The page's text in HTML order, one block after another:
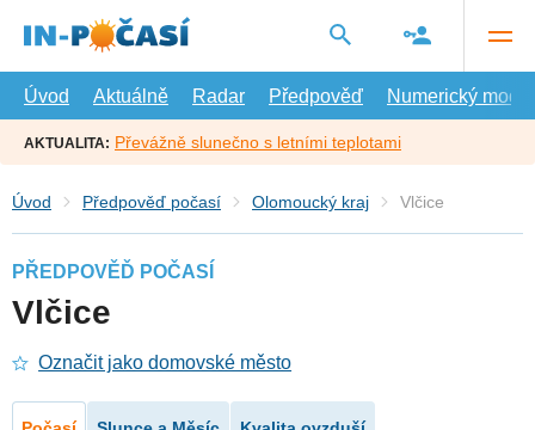
hlavní
Úvod
Aktuálně Radar Předpověď Numerický model
AKTUALITA: Převážně slunečno s letními teplotami
Úvod Předpověď počasí Olomoucký kraj Vlčice
PŘEDPOVĚĎ POČASÍ
Vlčice
Označit jako domovské město